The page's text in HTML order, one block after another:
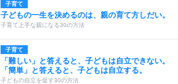
子育て
子どもの一生を決めるのは、親の育て方しだい。
子育て上手な親になる30の方法
子育て
「難しい」と答えると、子どもは自立できない。
「簡単」と答えると、子どもは自立する。
子どもの自立を促す30の方法